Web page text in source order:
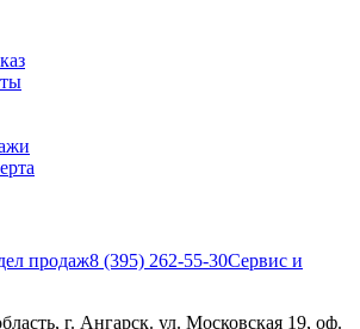
продаж8 (395) 262-55-30Сервис и
г. Ангарск. ул. Московская 19, оф.